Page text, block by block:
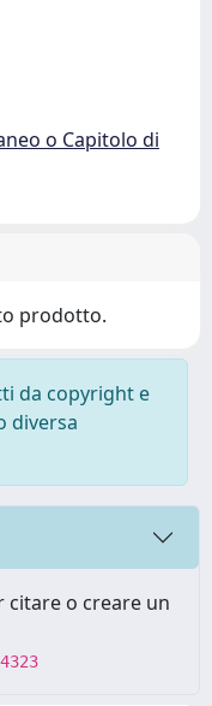
o Capitolo di
prodotto.
da copyright e
diversa
citare o creare un